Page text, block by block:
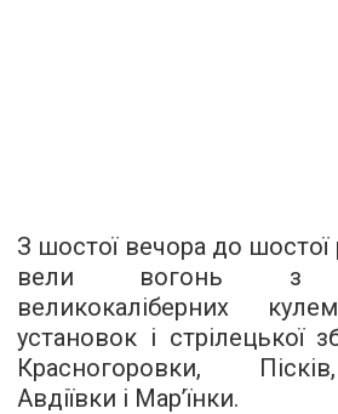
З шостої вечора до шостої
вели вогонь з
великокаліберних
установок і стрілецької
Красногоровки,
Авдіївки і Мар’їнки.